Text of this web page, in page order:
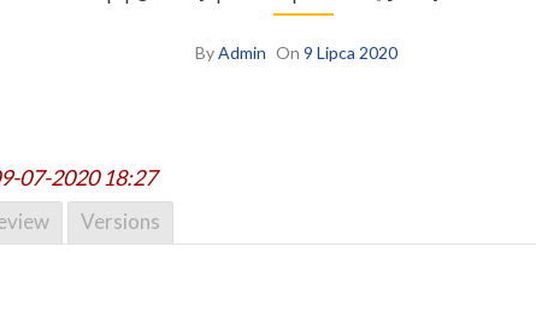
ByAdmin On 9 Lipca 2020
07-2020 18:27
Versions